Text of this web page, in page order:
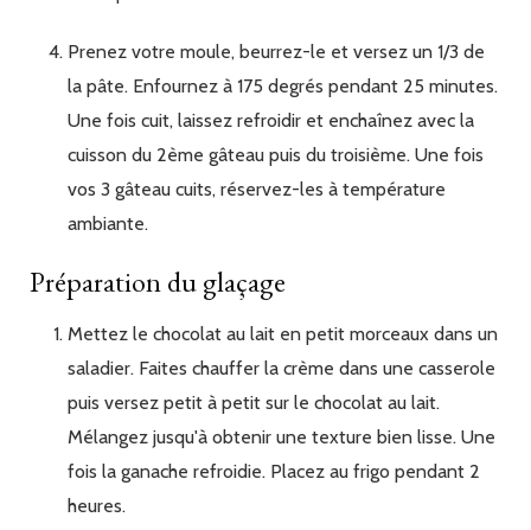
Prenez votre moule, beurrez-le et versez un 1/3 de
la pâte. Enfournez à 175 degrés pendant 25 minutes.
Une fois cuit, laissez refroidir et enchaînez avec la
cuisson du 2ème gâteau puis du troisième. Une fois
vos 3 gâteau cuits, réservez-les à température
ambiante.
Préparation du glaçage
Mettez le chocolat au lait en petit morceaux dans un
saladier. Faites chauffer la crème dans une casserole
puis versez petit à petit sur le chocolat au lait.
Mélangez jusqu'à obtenir une texture bien lisse. Une
fois la ganache refroidie. Placez au frigo pendant 2
heures.